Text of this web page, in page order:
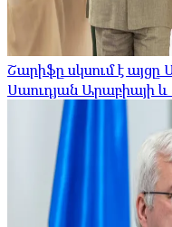
Շարիֆը սկսում է այցը
Սաուդյան Արաբիայի